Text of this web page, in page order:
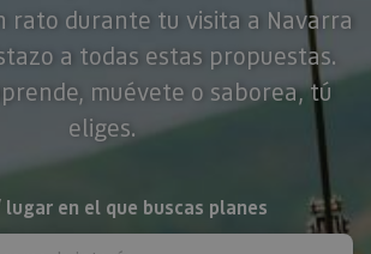
rato durante tu visita a Navarra
a todas estas propuestas.
muévete o saborea, tú
eliges.
en el que buscas planes